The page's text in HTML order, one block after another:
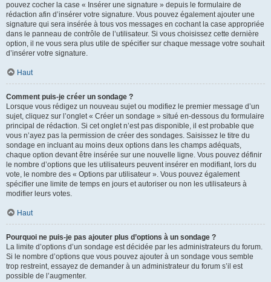
pouvez cocher la case « Insérer une signature » depuis le formulaire de
rédaction afin d’insérer votre signature. Vous pouvez également ajouter une
signature qui sera insérée à tous vos messages en cochant la case appropriée
dans le panneau de contrôle de l’utilisateur. Si vous choisissez cette dernière
option, il ne vous sera plus utile de spécifier sur chaque message votre souhait
d’insérer votre signature.
Haut
Comment puis-je créer un sondage ?
Lorsque vous rédigez un nouveau sujet ou modifiez le premier message d’un
sujet, cliquez sur l’onglet « Créer un sondage » situé en-dessous du formulaire
principal de rédaction. Si cet onglet n’est pas disponible, il est probable que
vous n’ayez pas la permission de créer des sondages. Saisissez le titre du
sondage en incluant au moins deux options dans les champs adéquats,
chaque option devant être insérée sur une nouvelle ligne. Vous pouvez définir
le nombre d’options que les utilisateurs peuvent insérer en modifiant, lors du
vote, le nombre des « Options par utilisateur ». Vous pouvez également
spécifier une limite de temps en jours et autoriser ou non les utilisateurs à
modifier leurs votes.
Haut
Pourquoi ne puis-je pas ajouter plus d’options à un sondage ?
La limite d’options d’un sondage est décidée par les administrateurs du forum.
Si le nombre d’options que vous pouvez ajouter à un sondage vous semble
trop restreint, essayez de demander à un administrateur du forum s’il est
possible de l’augmenter.